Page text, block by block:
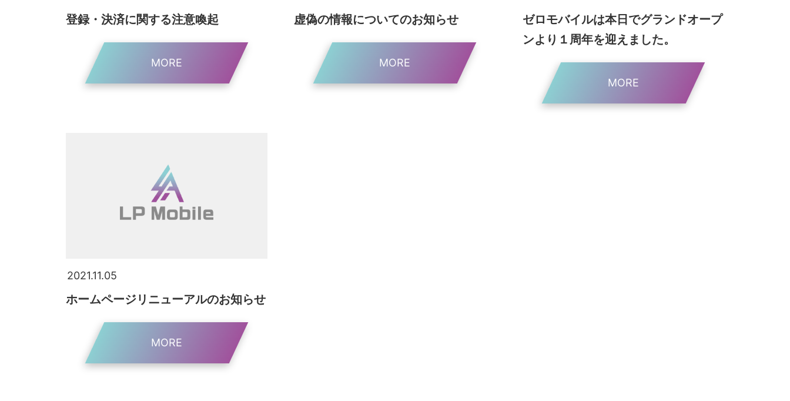
登録・決済に関する注意喚起
MORE
虚偽の情報についてのお知らせ
MORE
ゼロモバイルは本日でグランドオープ
ンより１周年を迎えました。
MORE
2021.11.05
ホームページリニューアルのお知らせ
MORE